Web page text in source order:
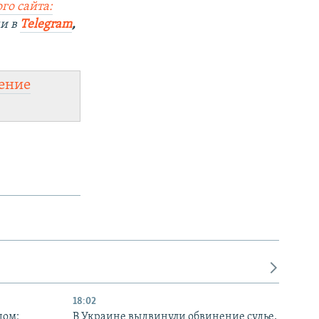
сайта:
в Telegram,
18:02